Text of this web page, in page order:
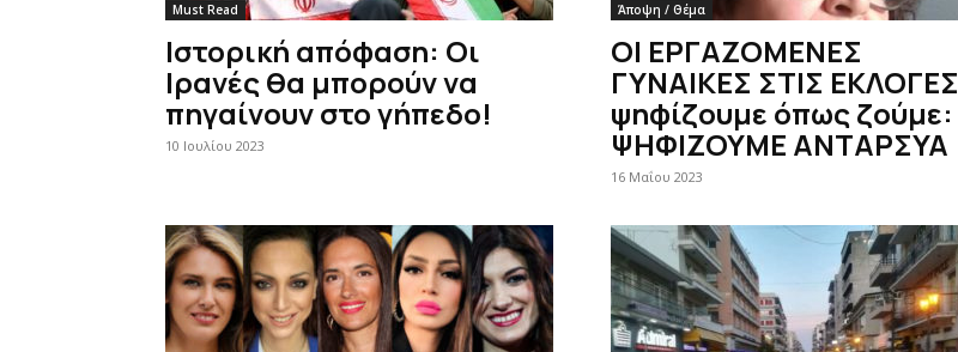
Must Read
Ιστορική απόφαση: Οι
Ιρανές θα μπορούν να
πηγαίνουν στο γήπεδο!
10 Ιουλίου 2023
Άποψη / Θέμα
ΟΙ ΕΡΓΑΖΟΜΕΝΕΣ
ΓΥΝΑΙΚΕΣ ΣΤΙΣ ΕΚΛΟΓΕΣ
ψηφίζουμε όπως ζούμε:
ΨΗΦΙΖΟΥΜΕ ΑΝΤΑΡΣΥΑ
16 Μαΐου 2023